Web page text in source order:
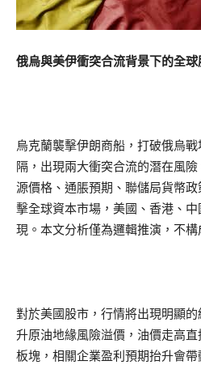
俄烏與美伊衝突合流背景下的全
烏克蘭襲擊伊朗商船，打破俄烏
隔，出現兩大衝突合流的潛在風
源價格、通脹預期、聯儲局貨幣
擊全球資本市場，美國、香港、
現。本文分析僅為邏輯推演，不構
對於美國股市，行情將出現明顯
升原油地緣風險溢價，油價走高
板塊，相關企業盈利預期抬升會